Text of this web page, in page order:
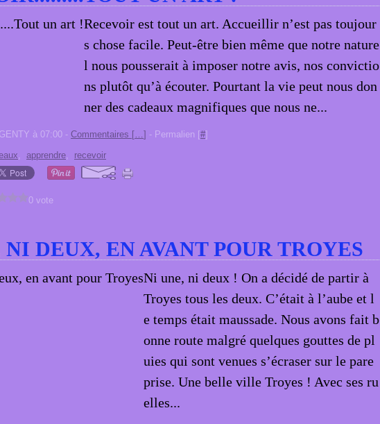
Recevoir est tout un art. Accueillir n’est pas toujour
s chose facile. Peut-être bien même que notre nature
l nous pousserait à imposer notre avis, nos convictio
ns plutôt qu’à écouter. Pourtant la vie peut nous don
ner des cadeaux magnifiques que nous ne...
à 07:00 - Commentaires […] - Permalien [#]
, apprendre, recevoir
0 vote
DEUX, EN AVANT POUR TROYES
Ni une, ni deux ! On a décidé de partir à
Troyes tous les deux. C’était à l’aube et l
e temps était maussade. Nous avons fait b
onne route malgré quelques gouttes de pl
uies qui sont venues s’écraser sur le pare
prise. Une belle ville Troyes ! Avec ses ru
elles...